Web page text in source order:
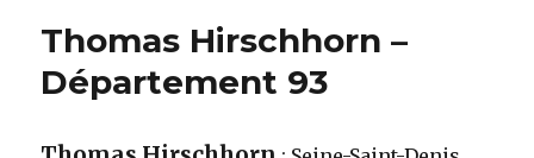
Thomas Hirschhorn –
Département 93